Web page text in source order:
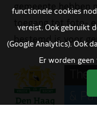
gemeente hebben
toegang tot foto-
bestemd is voor
functionele cookies
vereist. Ook gebruikt
(Google Analytics). Ook
Er worden